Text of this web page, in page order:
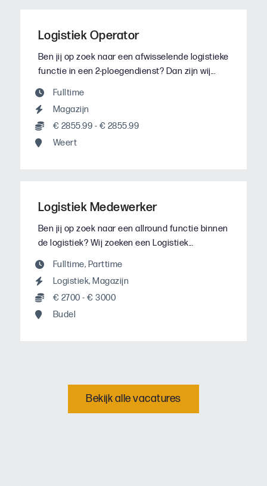
Logistiek Operator
Ben jij op zoek naar een afwisselende logistieke
functie in een 2-ploegendienst? Dan zijn wij...
Fulltime
Magazijn
€ 2855.99 - € 2855.99
Weert
Logistiek Medewerker
Ben jij op zoek naar een allround functie binnen
de logistiek? Wij zoeken een Logistiek...
Fulltime, Parttime
Logistiek, Magazijn
€ 2700 - € 3000
Budel
Bekijk alle vacatures